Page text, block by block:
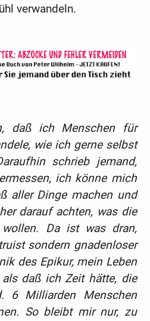
verwandeln.
daß ich Menschen für
wie ich gerne selbst
schrieb jemand,
ich könne mich
aller Dinge machen und
darauf achten, was die
Da ist was dran,
sondern gnadenloser
des Epikur, mein Leben
daß ich Zeit hätte, die
6 Milliarden Menschen
So bleibt mir nur, zu